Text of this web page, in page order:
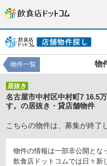
物
物件一覧
居抜き
名古屋市中村区中村町7 16.5
す。の居抜き・貸店舗物件
こちらの物件は、募集が終了
物件の情報は一部非公開とな
飲食店ドットコムでは日々新